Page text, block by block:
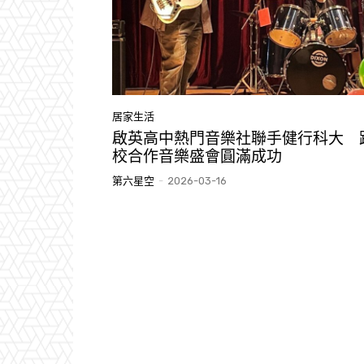
居家生活
啟英高中熱門音樂社聯手健行科大
校合作音樂盛會圓滿成功
第六星空 - 2026-03-16